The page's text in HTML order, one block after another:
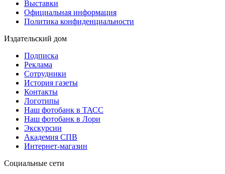
Выставки
Официальная информация
Политика конфиденциальности
Издательский дом
Подписка
Реклама
Сотрудники
История газеты
Контакты
Логотипы
Наш фотобанк в ТАСС
Наш фотобанк в Лори
Экскурсии
Академия СПВ
Интернет-магазин
Социальные сети